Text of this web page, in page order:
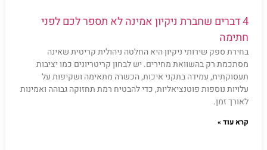
4 דברים שחברת ניקיון אמינה לא תספר לכם לפני
חתימה
בחירת ספק שירותי ניקיון היא החלטה ניהולית קריטית שאינה
מסתכמת רק בהשוואת מחירים. יש לבחון קריטריונים כמו יציבות
תעסוקתית, עמידה בתקני איכות, הכשרה מתאימה ושקיפות על
עלויות נוספות פוטנציאליות, כדי להבטיח רמת תחזוקה גבוהה ואמינות
לאורך זמן.
קרא עוד »